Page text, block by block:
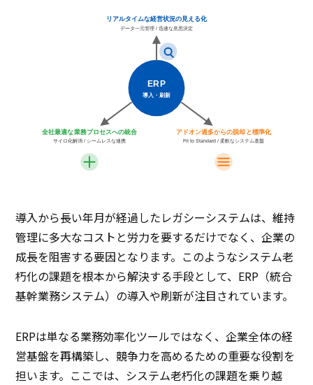
ERP
導入・刷新
リアルタイムな経営状況の見える化
データ一元管理 / 迅速な意思決定
全社最適な業務プロセスへの統合
サイロ化解消 / シームレスな連携
アドオン過多からの脱却と標準化
Fit to Standard / 柔軟なシステム基盤
導入から長い年月が経過したレガシーシステムは、維持
管理に多大なコストと労力を要するだけでなく、企業の
成長を阻害する要因となります。このようなシステム老
朽化の課題を根本から解決する手段として、ERP（統合
基幹業務システム）の導入や刷新が注目されています。
ERPは単なる業務効率化ツールではなく、企業全体の経
営基盤を再構築し、競争力を高めるための重要な役割を
担います。ここでは、システム老朽化の課題を乗り越